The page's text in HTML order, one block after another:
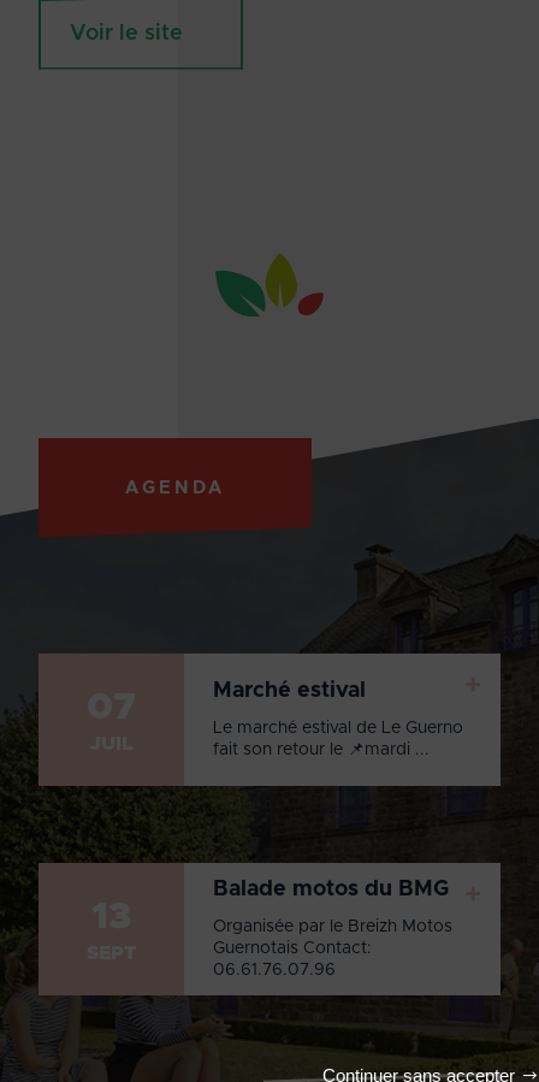
Continuer sans accepter
Voir le site
AGENDA
Marché estival
Le marché estival de Le Guerno
fait son retour le 📌mardi ...
Balade motos du BMG
Organisée par le Breizh Motos
Guernotais Contact:
06.61.76.07.96